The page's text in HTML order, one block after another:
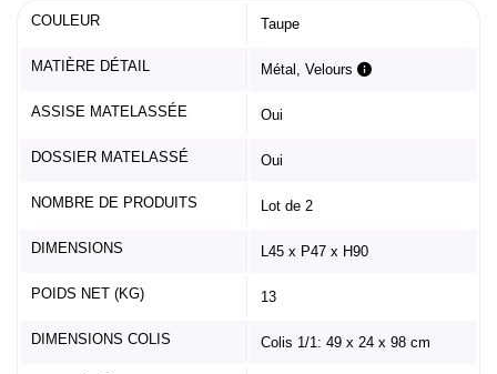
COULEUR Taupe
MATIÈRE DÉTAIL Métal, Velours
ASSISE MATELASSÉE Oui
DOSSIER MATELASSÉ Oui
NOMBRE DE PRODUITS Lot de 2
DIMENSIONS L45 x P47 x H90
POIDS NET (KG) 13
DIMENSIONS COLIS Colis 1/1: 49 x 24 x 98 cm